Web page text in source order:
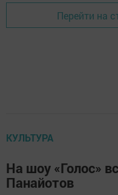
Перейти на
КУЛЬТУРА
На шоу «Голос»
Панайотов